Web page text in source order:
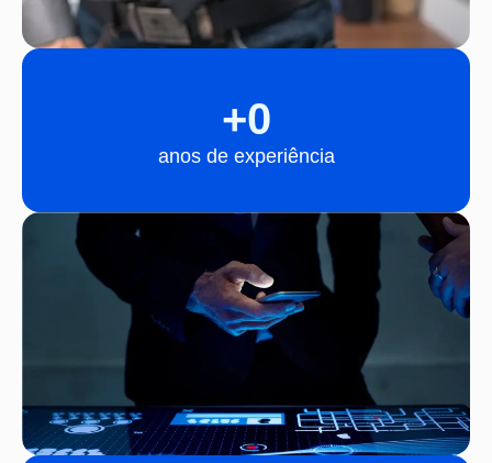
anos de experiência
+0